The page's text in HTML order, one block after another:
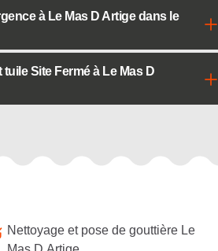
à Le Mas D Artige dans le
Site Fermé à Le Mas D
Nettoyage et pose de gouttière Le